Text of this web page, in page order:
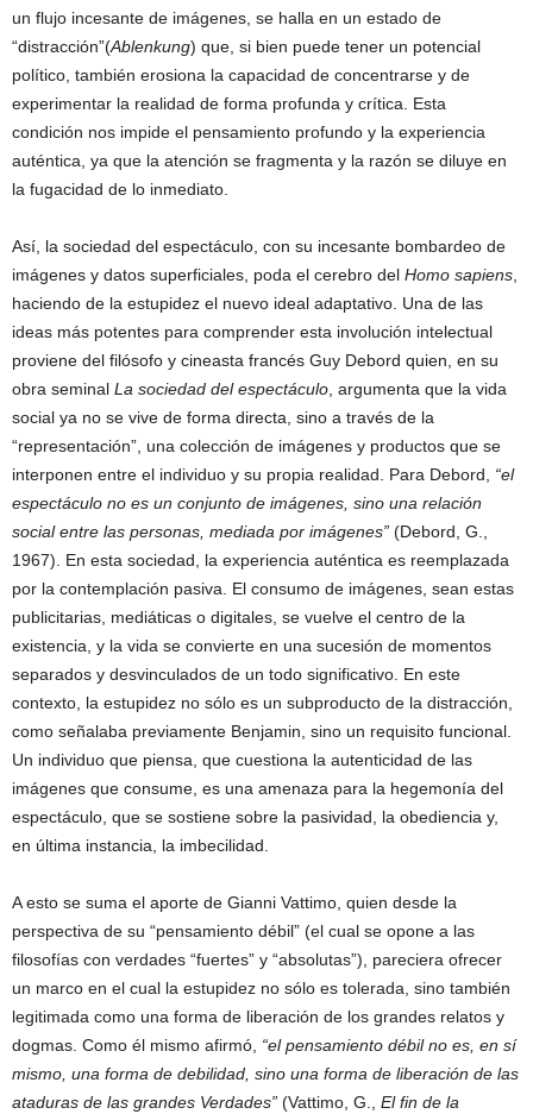
un flujo incesante de imágenes, se halla en un estado de
“distracción”(Ablenkung) que, si bien puede tener un potencial
político, también erosiona la capacidad de concentrarse y de
experimentar la realidad de forma profunda y crítica. Esta
condición nos impide el pensamiento profundo y la experiencia
auténtica, ya que la atención se fragmenta y la razón se diluye en
la fugacidad de lo inmediato.
Así, la sociedad del espectáculo, con su incesante bombardeo de
imágenes y datos superficiales, poda el cerebro del Homo sapiens
haciendo de la estupidez el nuevo ideal adaptativo. Una de las
ideas más potentes para comprender esta involución intelectual
proviene del filósofo y cineasta francés Guy Debord quien, en su
obra seminal La sociedad del espectáculo , argumenta que la vida
social ya no se vive de forma directa, sino a través de la
“representación”, una colección de imágenes y productos que se
interponen entre el individuo y su propia realidad. Para Debord, “el
espectáculo no es un conjunto de imágenes, sino una relación
social entre las personas, mediada por imágenes” (Debord, G.,
1967). En esta sociedad, la experiencia auténtica es reemplazada
por la contemplación pasiva. El consumo de imágenes, sean estas
publicitarias, mediáticas o digitales, se vuelve el centro de la
existencia, y la vida se convierte en una sucesión de momentos
separados y desvinculados de un todo significativo. En este
contexto, la estupidez no sólo es un subproducto de la distracción,
como señalaba previamente Benjamin, sino un requisito funcional.
Un individuo que piensa, que cuestiona la autenticidad de las
imágenes que consume, es una amenaza para la hegemonía del
espectáculo, que se sostiene sobre la pasividad, la obediencia y,
en última instancia, la imbecilidad.
A esto se suma el aporte de Gianni Vattimo, quien desde la
perspectiva de su “pensamiento débil” (el cual se opone a las
filosofías con verdades “fuertes” y “absolutas”), pareciera ofrecer
un marco en el cual la estupidez no sólo es tolerada, sino también
legitimada como una forma de liberación de los grandes relatos y
dogmas. Como él mismo afirmó, “el pensamiento débil no es, en sí
mismo, una forma de debilidad, sino una forma de liberación de las
ataduras de las grandes Verdades” (Vattimo, G., El fin de la